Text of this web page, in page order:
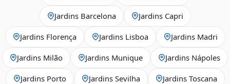
Jardins Barcelona Jardins Capri
Jardins Florença Jardins Lisboa Jardins Madri
Jardins Milão Jardins Munique Jardins Nápoles
Jardins Porto Jardins Sevilha Jardins Toscana